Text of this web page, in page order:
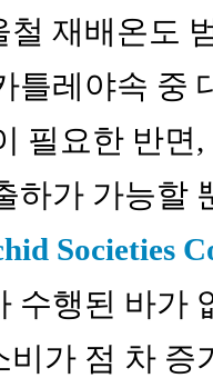
철 재배온도
틀레야속 중
필요한 반면
하가 가능할
Societies
수행된 바가
비가 점 차